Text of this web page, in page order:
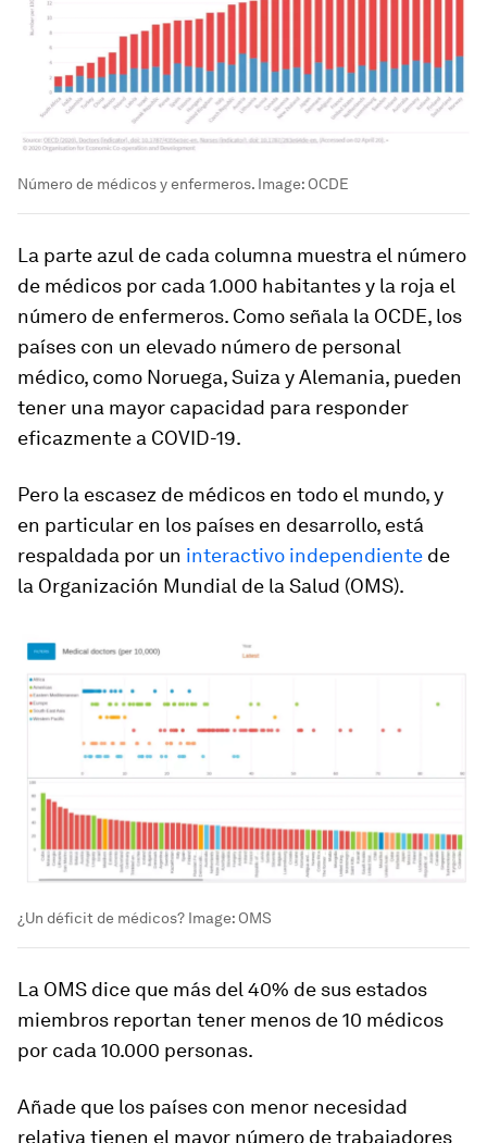
Número de médicos y enfermeros. Image: OCDE
La parte azul de cada columna muestra el número
de médicos por cada 1.000 habitantes y la roja el
número de enfermeros. Como señala la OCDE, los
países con un elevado número de personal
médico, como Noruega, Suiza y Alemania, pueden
tener una mayor capacidad para responder
eficazmente a COVID-19.
Pero la escasez de médicos en todo el mundo, y
en particular en los países en desarrollo, está
respaldada por un interactivo independiente de
la Organización Mundial de la Salud (OMS).
¿Un déficit de médicos? Image: OMS
La OMS dice que más del 40% de sus estados
miembros reportan tener menos de 10 médicos
por cada 10.000 personas.
Añade que los países con menor necesidad
relativa tienen el mayor número de trabajadores